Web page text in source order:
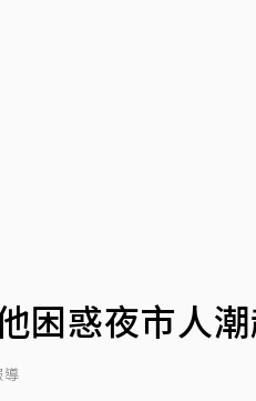
困惑夜市人